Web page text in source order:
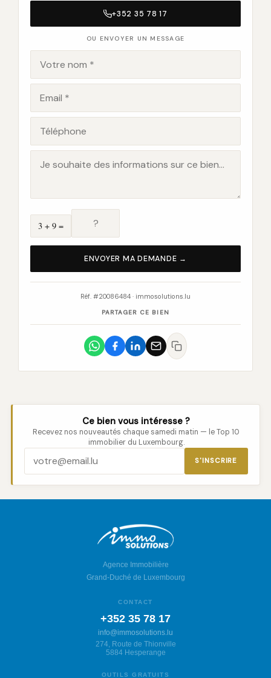
+352 35 78 17
OU ENVOYER UN MESSAGE
3 + 9 =
ENVOYER MA DEMANDE →
Réf. #20086484 · immosolutions.lu
PARTAGER CE BIEN
Ce bien vous intéresse ?
Recevez nos nouveautés chaque samedi matin — le Top 10
immobilier du Luxembourg.
S'INSCRIRE
Agence Immobilière
Grand-Duché de Luxembourg
CONTACT
+352 35 78 17
info@immosolutions.lu
274, Route de Thionville
5884 Hesperange
OUTILS GRATUITS